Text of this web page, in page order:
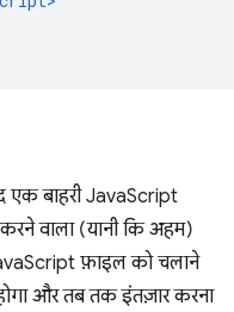
एक बाहरी JavaScript
वाला (यानी कि अहम)
फ़ाइल को चलाने
और तब तक इंतज़ार करना